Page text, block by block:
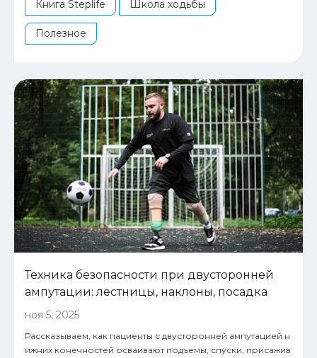
Книга Steplife Школа ходьбы
Полезное
Техника безопасности при двусторонней
ампутации: лестницы, наклоны, посадка
ноя 5, 2025
Рассказываем, как пациенты с двусторонней ампутацией н
ижних конечностей осваивают подъемы, спуски, присажив